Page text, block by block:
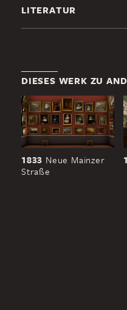
LITERATUR
DIESES WERK ZU
1833 Neue Mainzer
Straße